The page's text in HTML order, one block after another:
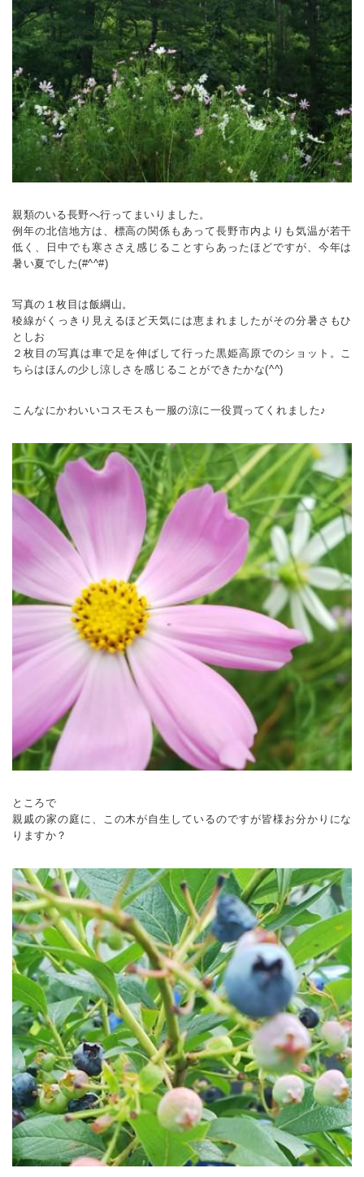
親類のいる長野へ行ってまいりました。
例年の北信地方は、標高の関係もあって長野市内よりも気温が若干
低く、日中でも寒ささえ感じることすらあったほどですが、今年は
暑い夏でした(#^^#)
写真の１枚目は飯綱山。
稜線がくっきり見えるほど天気には恵まれましたがその分暑さもひ
としお
２枚目の写真は車で足を伸ばして行った黒姫高原でのショット。こ
ちらはほんの少し涼しさを感じることができたかな(^^)
こんなにかわいいコスモスも一服の涼に一役買ってくれました♪
ところで
親戚の家の庭に、この木が自生しているのですが皆様お分かりにな
りますか？